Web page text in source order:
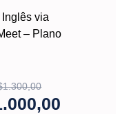
via
– Plano
1.300,00